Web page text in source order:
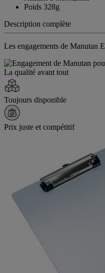
Poids 328g
Description complète
Les engagements de Manutan
La qualité avant tout
Toujours disponible
Prix juste et compétitif